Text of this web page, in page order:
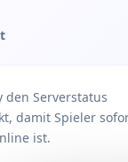
Serverstatus
damit Spieler
ist.